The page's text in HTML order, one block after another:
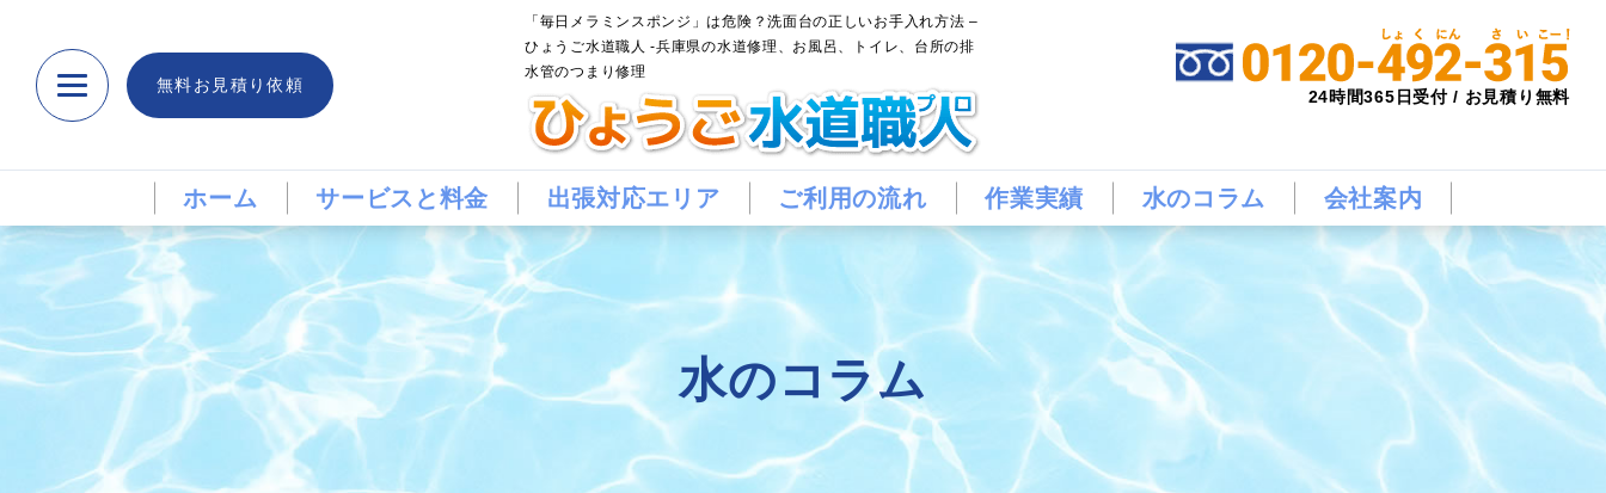
無料お見積り依頼
「毎日メラミンスポンジ」は危険？洗面台の正しいお手入れ方法 –
ひょうご水道職人 -兵庫県の水道修理、お風呂、トイレ、台所の排
水管のつまり修理
24時間365日受付 / お見積り無料
ホーム サービスと料金 出張対応エリア ご利用の流れ 作業実績 水のコラム 会社案内
水のコラム